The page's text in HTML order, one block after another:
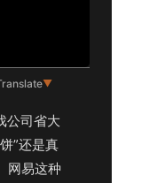
▼
公司省大
”还是真
网易这种